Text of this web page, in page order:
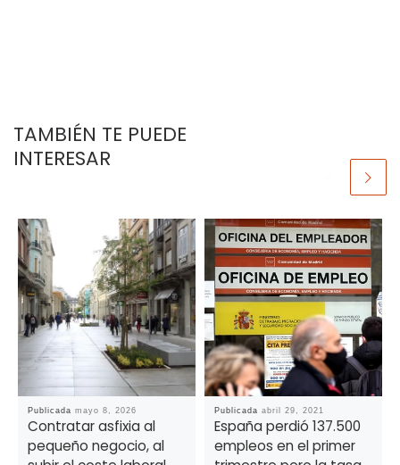
TAMBIÉN TE PUEDE
INTERESAR
Publicada mayo 8, 2026
Contratar asfixia al
pequeño negocio, al
Publicada abril 29, 2021
España perdió 137.500
empleos en el primer